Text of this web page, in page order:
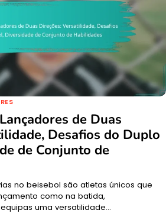
de Duas
Desafios do Duplo
de Conjunto de
no beisebol são atletas únicos que
como na batida,
uma versatilidade…